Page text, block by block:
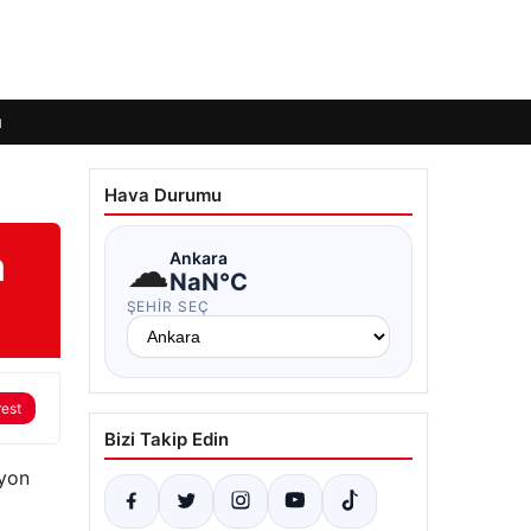
Hava Durumu
☁Ankara
NaN°C
ŞEHIR SEÇ
Bizi Takip Edin